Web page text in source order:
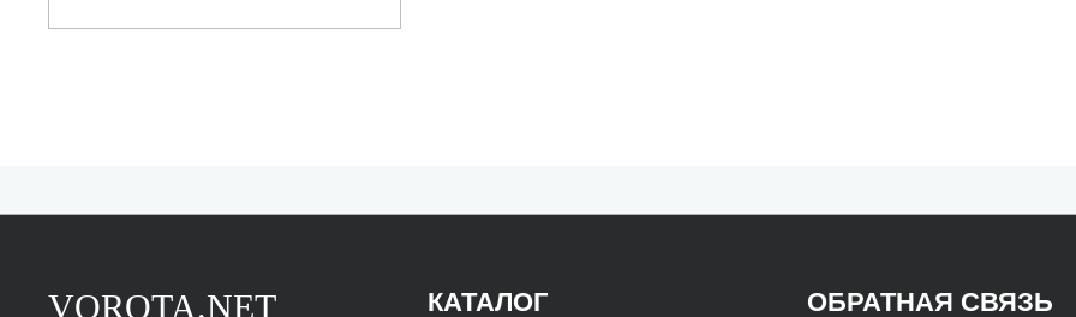
VOROTA.NET КАТАЛОГ ОБРАТНАЯ СВЯЗЬ